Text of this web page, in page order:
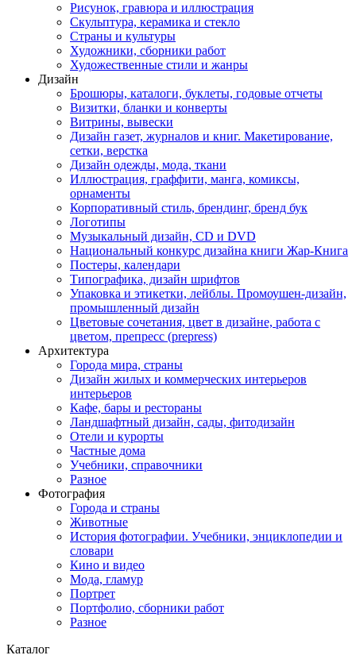
Рисунок, гравюра и иллюстрация
Скульптура, керамика и стекло
Страны и культуры
Художники, сборники работ
Художественные стили и жанры
Дизайн
Брошюры, каталоги, буклеты, годовые отчеты
Визитки, бланки и конверты
Витрины, вывески
Дизайн газет, журналов и книг. Макетирование,
сетки, верстка
Дизайн одежды, мода, ткани
Иллюстрация, граффити, манга, комиксы,
орнаменты
Корпоративный стиль, брендинг, бренд бук
Логотипы
Музыкальный дизайн, СD и DVD
Национальный конкурс дизайна книги Жар-Книга
Постеры, календари
Типографика, дизайн шрифтов
Упаковка и этикетки, лейблы. Промоушен-дизайн,
промышленный дизайн
Цветовые сочетания, цвет в дизайне, работа с
цветом, препресс (prepress)
Архитектура
Города мира, страны
Дизайн жилых и коммерческих интерьеров
интерьеров
Кафе, бары и рестораны
Ландшафтный дизайн, сады, фитодизайн
Отели и курорты
Частные дома
Учебники, справочники
Разное
Фотография
Города и страны
Животные
История фотографии. Учебники, энциклопедии и
словари
Кино и видео
Мода, гламур
Портрет
Портфолио, сборники работ
Разное
Каталог